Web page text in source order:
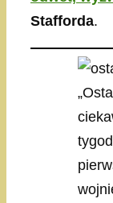
Stafforda.